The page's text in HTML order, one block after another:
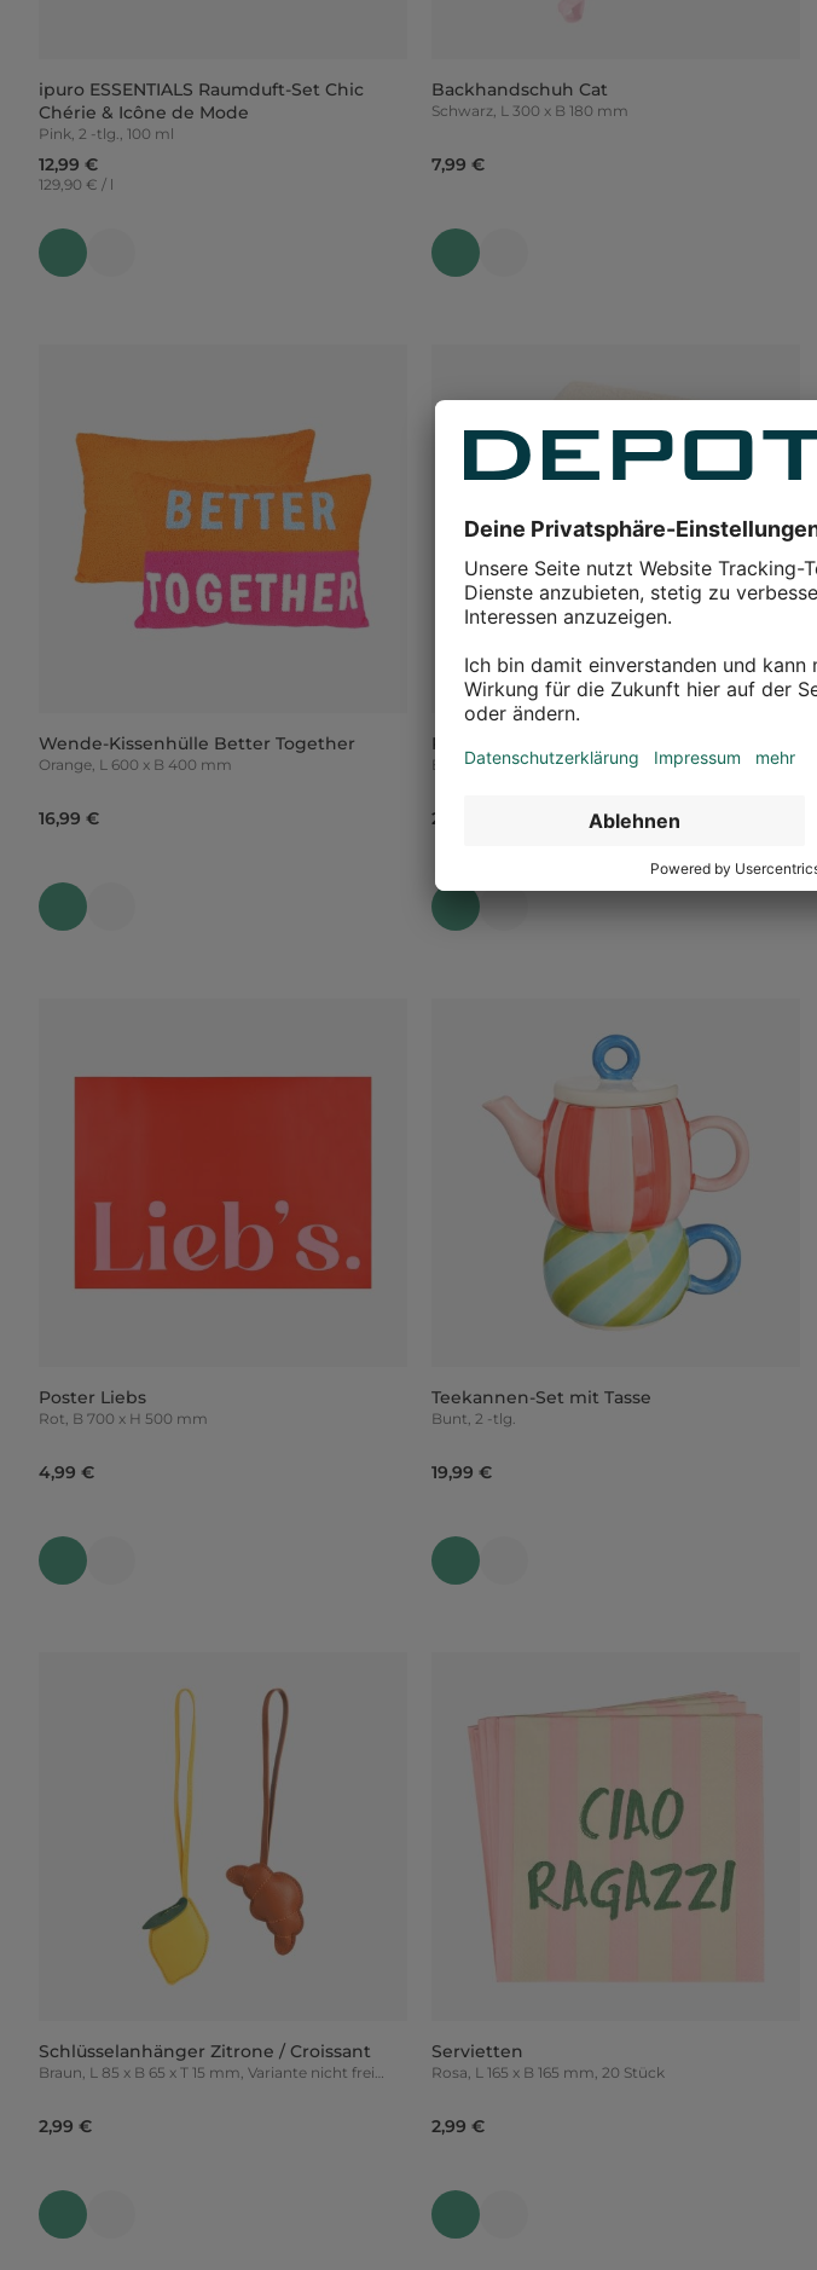
ipuro ESSENTIALS Raumduft-Set Chic
Chérie & Icône de Mode
Pink, 2 -tlg., 100 ml
12,99 €
129,90 € / l
Backhandschuh Cat
Schwarz, L 300 x B 180 mm
7,99 €
Wende-Kissenhülle Better Together
Orange, L 600 x B 400 mm
16,99 €
Reise-Set mit Kuscheldecke
Beige, L 1.700 x B 1.300 mm, 2 -tlg.
24,99 €
Poster Liebs
Rot, B 700 x H 500 mm
4,99 €
Teekannen-Set mit Tasse
Bunt, 2 -tlg.
19,99 €
Schlüsselanhänger Zitrone / Croissant
Braun, L 85 x B 65 x T 15 mm, Variante nicht frei
2,99 €
Servietten
Rosa, L 165 x B 165 mm, 20 Stück
2,99 €